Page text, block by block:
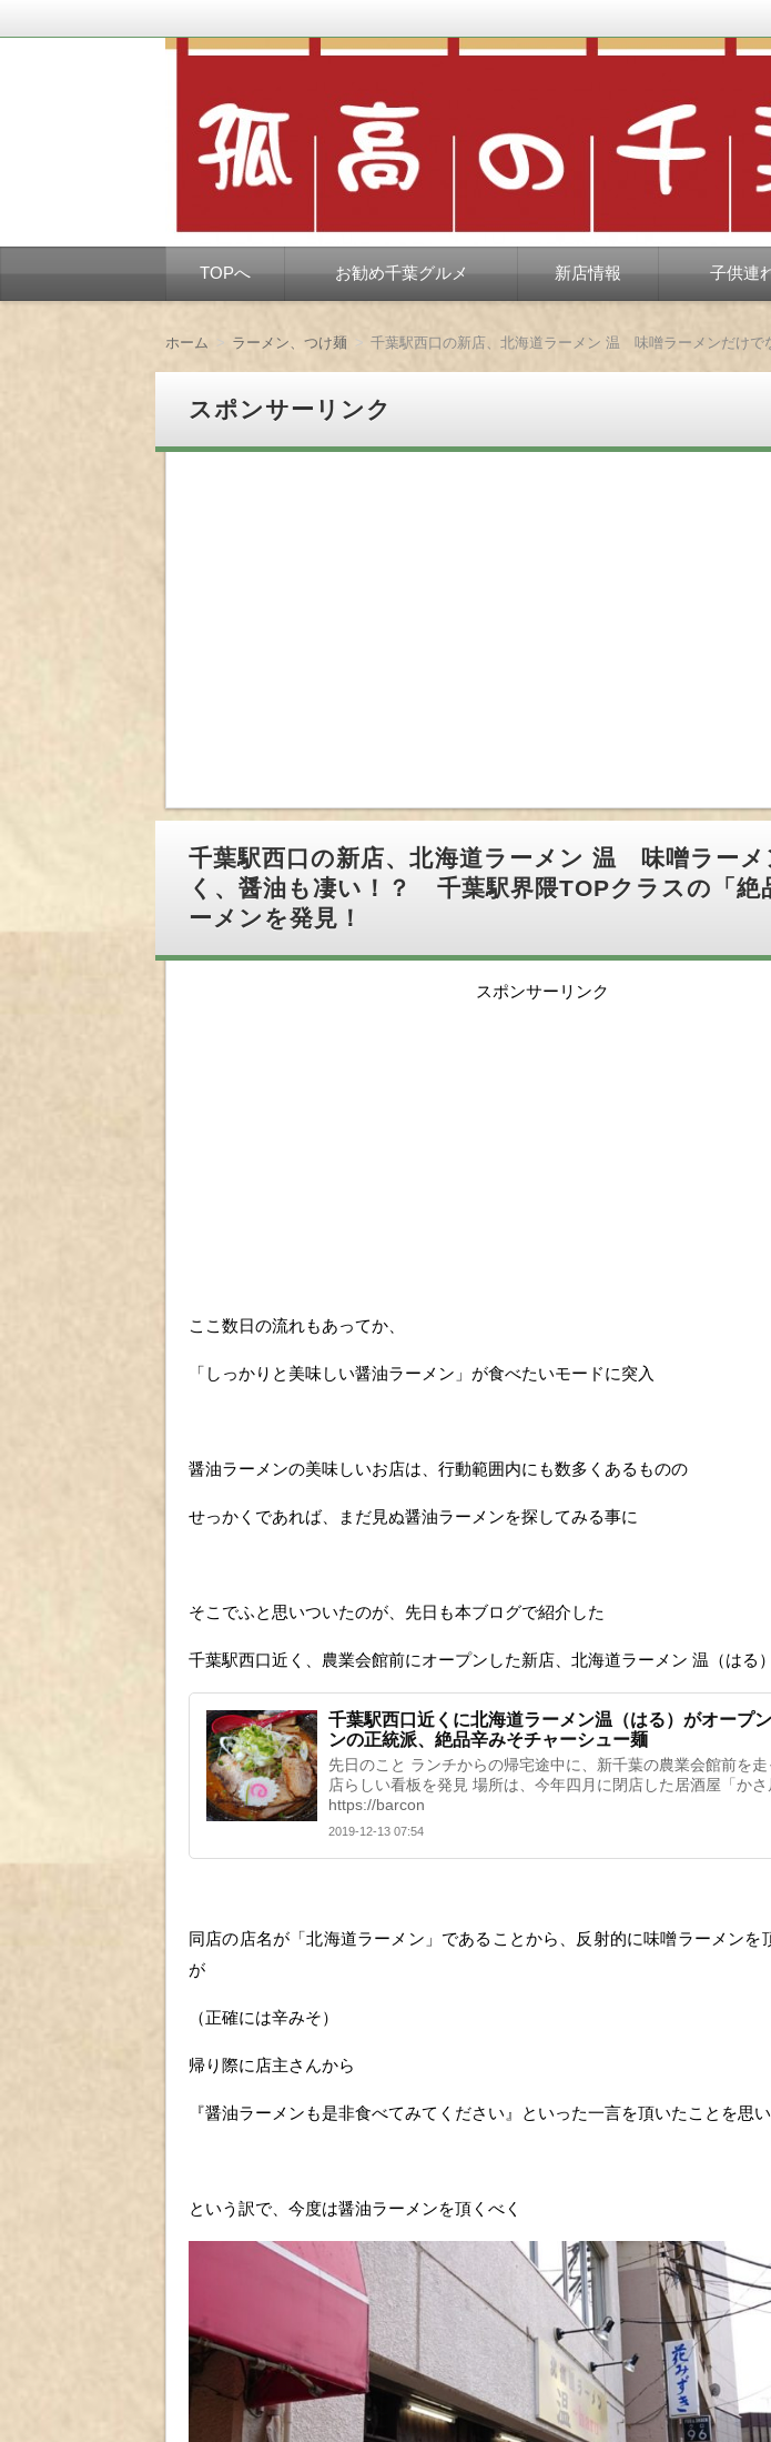
孤高の千葉グルメ
千葉市を中心とした、孤独なようで孤独でもない、ちょっと孤高な食べ歩き。だ
TOPへ お勧め千葉グルメ 新店情報 子供連
ホーム ラーメン、つけ麺
スポンサーリンク
千葉駅西口の新店、北海道ラーメン 温 味噌ラーメ
く、醤油も凄い！？ 千葉駅界隈TOPクラスの「絶
ーメンを発見！
スポンサーリンク
ここ数日の流れもあってか、
「しっかりと美味しい醤油ラーメン」が食べたいモードに突入
醤油ラーメンの美味しいお店は、行動範囲内にも数多くあるものの
せっかくであれば、まだ見ぬ醤油ラーメンを探してみる事に
そこでふと思いついたのが、先日も本ブログで紹介した
千葉駅西口近く、農業会館前にオープンした新店、北海道ラーメン 温（はる）
千葉駅西口近くに北海道ラーメン温（はる）がオープ
ンの正統派、絶品辛みそチャーシュー麺
先日のこと ランチからの帰宅途中に、新千葉の農業会館前を
店らしい看板を発見 場所は、今年四月に閉店した居酒屋「か
https://barcon
2019-12-13 07:54
同店の店名が「北海道ラーメン」であることから、反射的に味噌ラーメンを
が
（正確には辛みそ）
帰り際に店主さんから
『醤油ラーメンも是非食べてみてください』といった一言を頂いたことを思
という訳で、今度は醤油ラーメンを頂くべく